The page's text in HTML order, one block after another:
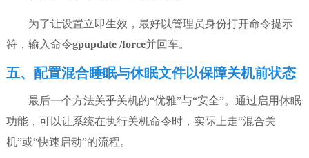
为了让设置立即生效，最好以管理员身份打开命令提示
符，输入命令gpupdate /force并回车。
五、配置混合睡眠与休眠文件以保障关机前状态
最后一个方法关乎关机的“优雅”与“安全”。通过启用休眠
功能，可以让系统在执行关机命令时，实际上走“混合关
机”或“快速启动”的流程。